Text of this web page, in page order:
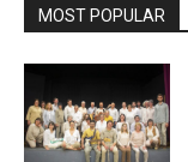
MOST POPULAR